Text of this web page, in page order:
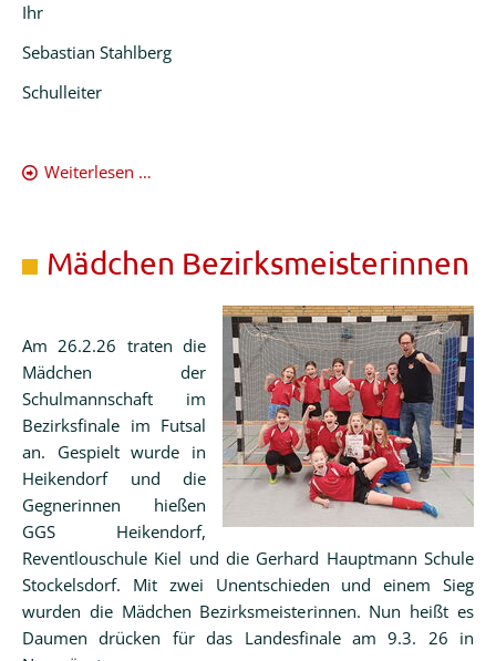
Ihr
Sebastian Stahlberg
Schulleiter
Weiterlesen …
Mädchen Bezirksmeisterinnen
Am 26.2.26 traten die
Mädchen der
Schulmannschaft im
Bezirksfinale im Futsal
an. Gespielt wurde in
Heikendorf und die
Gegnerinnen hießen
GGS Heikendorf,
Reventlouschule Kiel und die Gerhard Hauptmann Schule
Stockelsdorf. Mit zwei Unentschieden und einem Sieg
wurden die Mädchen Bezirksmeisterinnen. Nun heißt es
Daumen drücken für das Landesfinale am 9.3. 26 in